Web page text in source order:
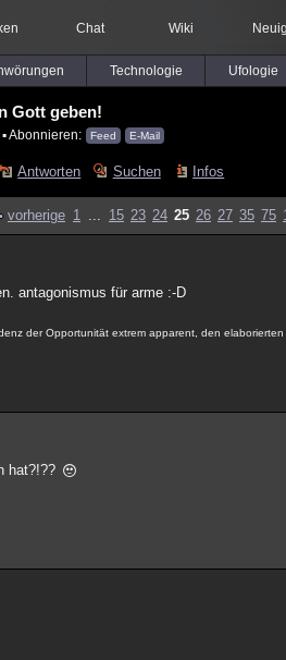
Chat Wiki
Technologie Ufologie
Gott geben!
▪ Abonnieren: Feed E-Mail
Antworten Suchen Infos
vorherige 1 ... 15 23 24 25 26 27 35 75
antagonismus für arme :-D
der Opportunität extrem apparent, den
hat?!??